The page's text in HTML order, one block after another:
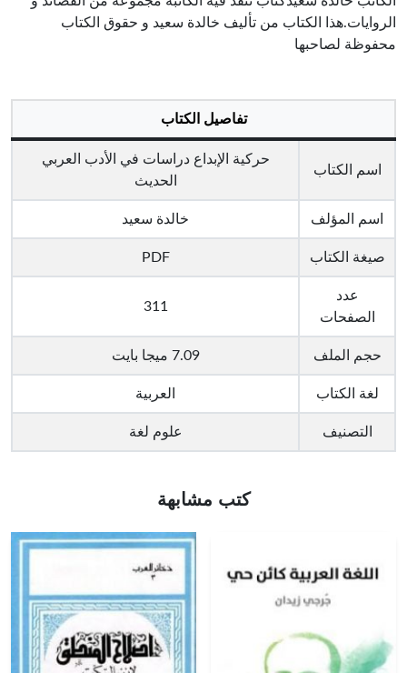
الروايات.هذا الكتاب من تأليف خالدة سعيد و حقوق الكتاب
محفوظة لصاحبها
تفاصيل الكتاب
اسم الكتاب
حركية الإبداع دراسات في الأدب العربي
الحديث
اسم المؤلف خالدة سعيد
صيغة الكتاب PDF
عدد
الصفحات
311
حجم الملف 7.09 ميجا بايت
لغة الكتاب العربية
التصنيف علوم لغة
كتب مشابهة